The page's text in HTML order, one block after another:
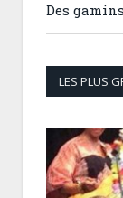
Des
LES PLUS